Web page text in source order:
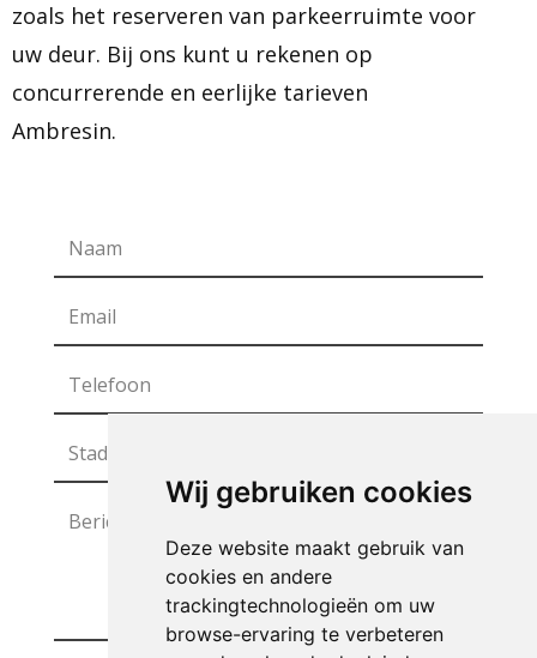
Wij gebruiken cookies
Deze website maakt gebruik van
cookies en andere
trackingtechnologieën om uw
browse-ervaring te verbeteren
zoals het reserveren van parkeerruimte voor
uw deur. Bij ons kunt u rekenen op
concurrerende en eerlijke tarieven
Ambresin.